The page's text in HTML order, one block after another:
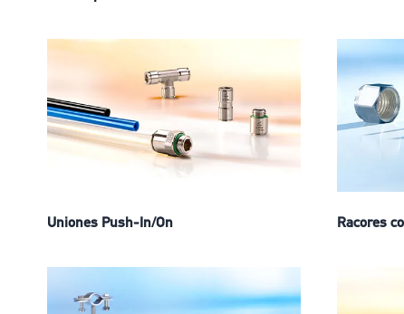
Uniones Push-In/On Racores